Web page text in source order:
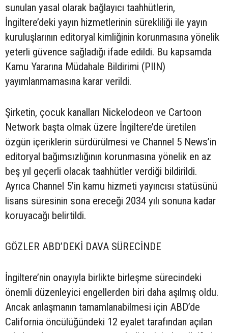
sunulan yasal olarak bağlayıcı taahhütlerin,
İngiltere’deki yayın hizmetlerinin sürekliliği ile yayın
kuruluşlarının editoryal kimliğinin korunmasına yönelik
yeterli güvence sağladığı ifade edildi. Bu kapsamda
Kamu Yararına Müdahale Bildirimi (PIIN)
yayımlanmamasına karar verildi.
Şirketin, çocuk kanalları Nickelodeon ve Cartoon
Network başta olmak üzere İngiltere’de üretilen
özgün içeriklerin sürdürülmesi ve Channel 5 News’in
editoryal bağımsızlığının korunmasına yönelik en az
beş yıl geçerli olacak taahhütler verdiği bildirildi.
Ayrıca Channel 5’in kamu hizmeti yayıncısı statüsünü
lisans süresinin sona ereceği 2034 yılı sonuna kadar
koruyacağı belirtildi.
GÖZLER ABD’DEKİ DAVA SÜRECİNDE
İngiltere’nin onayıyla birlikte birleşme sürecindeki
önemli düzenleyici engellerden biri daha aşılmış oldu.
Ancak anlaşmanın tamamlanabilmesi için ABD’de
California öncülüğündeki 12 eyalet tarafından açılan